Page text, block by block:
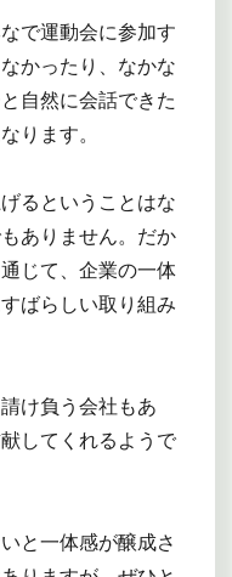
で運動会に参加す
かったり、なかな
自然に会話できた
ります。
るということはな
ありません。だか
じて、企業の一体
ばらしい取り組み
け負う会社もあ
してくれるようで
と一体感が醸成さ